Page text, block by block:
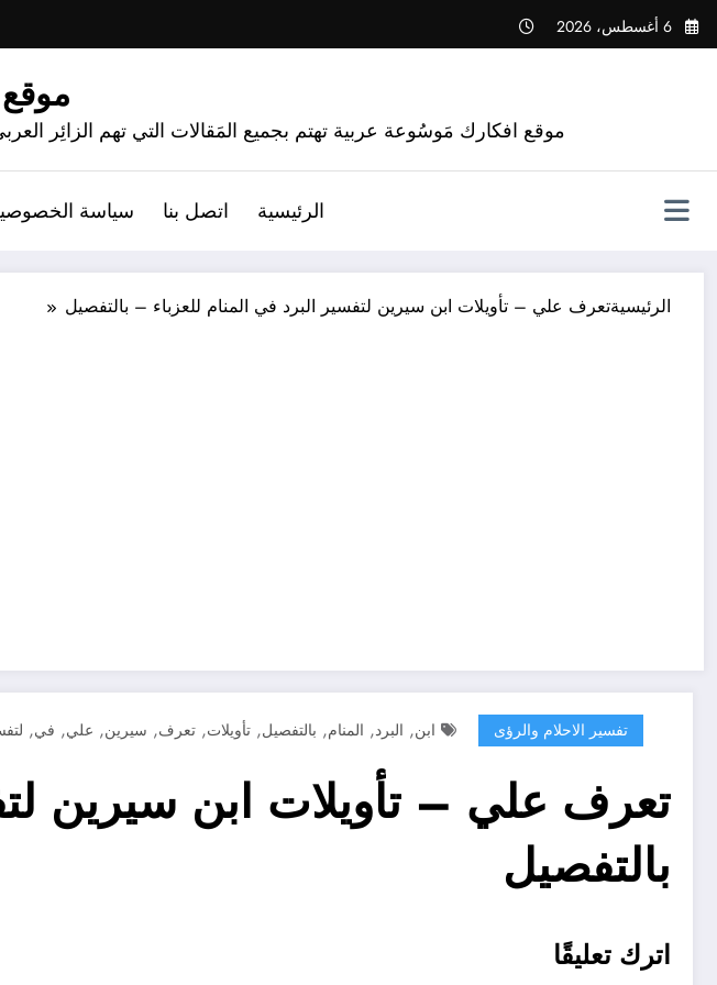
التجاوز
إلى
6 أغسطس، 2026
موقع افكارك مَوسُوعة عربية تهتم بجميع المَقالات التي تهم الزائِر
الرئيسية اتصل بنا سياسة
الرئيسيةتعرف علي – تأويلات ابن سيرين لتفسير البرد في المنام للعزباء – بالتفصيل
تفسير الاحلام والرؤى ابن, البرد, المنام, بالتفصيل, تأويلات, تعرف, سيرين, علي, في,
تعرف علي – تأويلات ابن سيرين
بالتفصيل
اترك تعليقًا